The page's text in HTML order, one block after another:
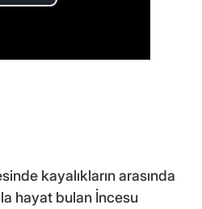
kayalıkların arasında
hayat bulan İncesu